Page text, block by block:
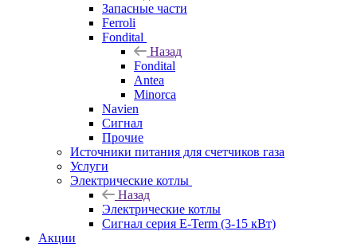
Запасные части
Ferroli
Fondital
Назад
Fondital
Antea
Minorca
Navien
Сигнал
Прочие
Источники питания для счетчиков газа
Услуги
Электрические котлы
Назад
Электрические котлы
Сигнал серия E-Term (3-15 кВт)
Акции